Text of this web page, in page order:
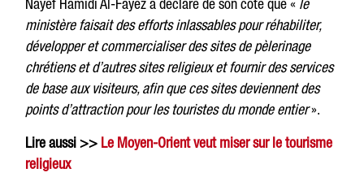
Nayef Hamidi Al-Fayez a déclaré de son côté que « le
ministère faisait des efforts inlassables pour réhabiliter,
développer et commercialiserdes sites de pèlerinage
chrétiens et d’autres sites religieuxet fournir des services
de base aux visiteurs, afin que ces sites deviennent des
points d’attraction pour les touristes du monde entier».
Lire aussi >> Le Moyen-Orient veut miser sur le tourisme
religieux